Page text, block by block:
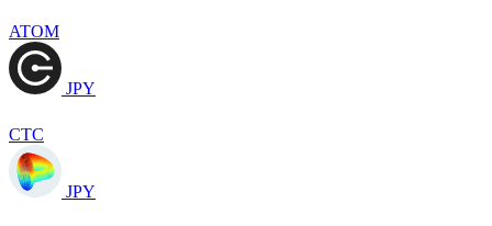
ATOM
JPY
CTC
JPY